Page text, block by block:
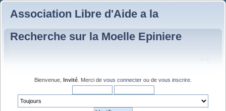
Association Libre d'Aide a la
Recherche sur la Moelle Epiniere
Bienvenue, Invité . Merci de vous connecter ou de vous inscrire